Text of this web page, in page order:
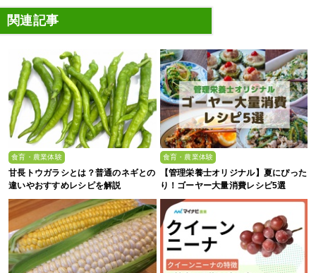
関連記事
食育・農業体験
甘長トウガラシとは？普通のネギとの
違いやおすすめレシピを解説
食育・農業体験
【管理栄養士オリジナル】夏にぴった
り！ゴーヤー大量消費レシピ5選